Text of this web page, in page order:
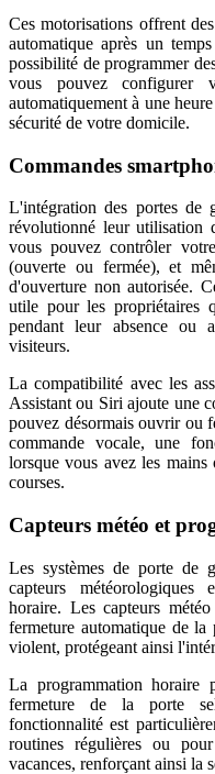
Ces motorisations offrent
automatique après un
possibilité de programmer
vous pouvez configurer
automatiquement à une
sécurité de votre domicile.
Commandes
L'intégration des portes de
révolutionné leur utilisation
vous pouvez contrôler
(ouverte ou fermée), et
d'ouverture non autorisée.
utile pour les propriétaires
pendant leur absence ou
visiteurs.
La compatibilité avec les
Assistant ou Siri ajoute une
pouvez désormais ouvrir ou
commande vocale, une
lorsque vous avez les mains
courses.
Capteurs météo et
Les systèmes de porte de
capteurs
horaire. Les capteurs
fermeture automatique de
violent, protégeant ainsi
La programmation horaire
fermeture de la porte
fonctionnalité est
routines régulières ou
vacances, renforçant ainsi la